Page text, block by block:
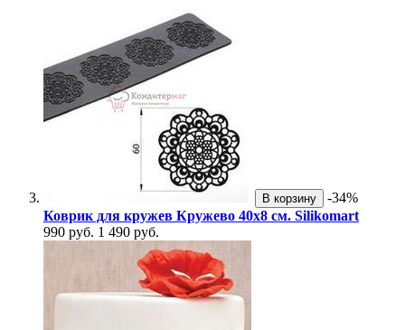
В корзину
-34%
Коврик для кружев Кружево 40х8 см. Silikomart
990 руб. 1 490 руб.